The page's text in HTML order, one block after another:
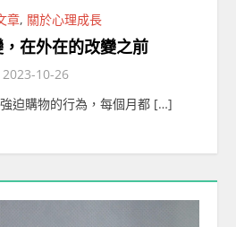
章, 關於心理成長
在外在的改變之前
2023-10-26
迫購物的行為，每個月都 […]